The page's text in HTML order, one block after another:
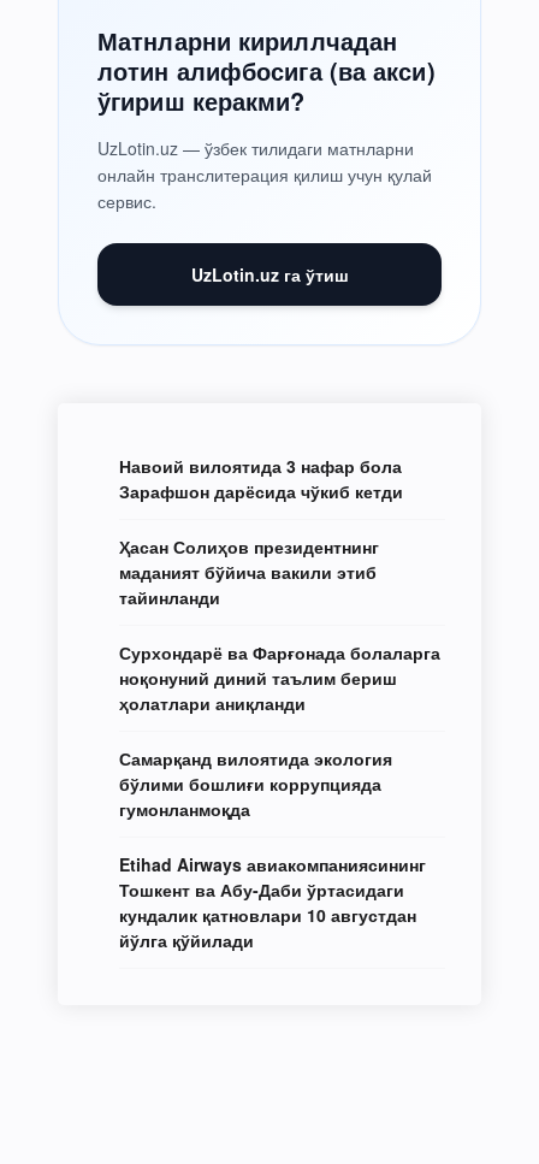
Матнларни кириллчадан
лотин алифбосига (ва акси)
ўгириш керакми?
UzLotin.uz — ўзбек тилидаги матнларни
онлайн транслитерация қилиш учун қулай
сервис.
UzLotin.uz га ўтиш
Навоий вилоятида 3 нафар бола
Зарафшон дарёсида чўкиб кетди
Ҳасан Солиҳов президентнинг
маданият бўйича вакили этиб
тайинланди
Сурхондарё ва Фарғонада болаларга
ноқонуний диний таълим бериш
ҳолатлари аниқланди
Самарқанд вилоятида экология
бўлими бошлиғи коррупцияда
гумонланмоқда
Etihad Airways авиакомпаниясининг
Тошкент ва Абу-Даби ўртасидаги
кундалик қатновлари 10 августдан
йўлга қўйилади